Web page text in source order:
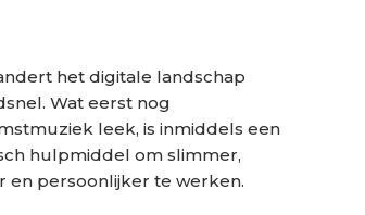
het digitale landschap
Wat eerst nog
leek, is inmiddels een
hulpmiddel om slimmer,
en persoonlijker te werken.